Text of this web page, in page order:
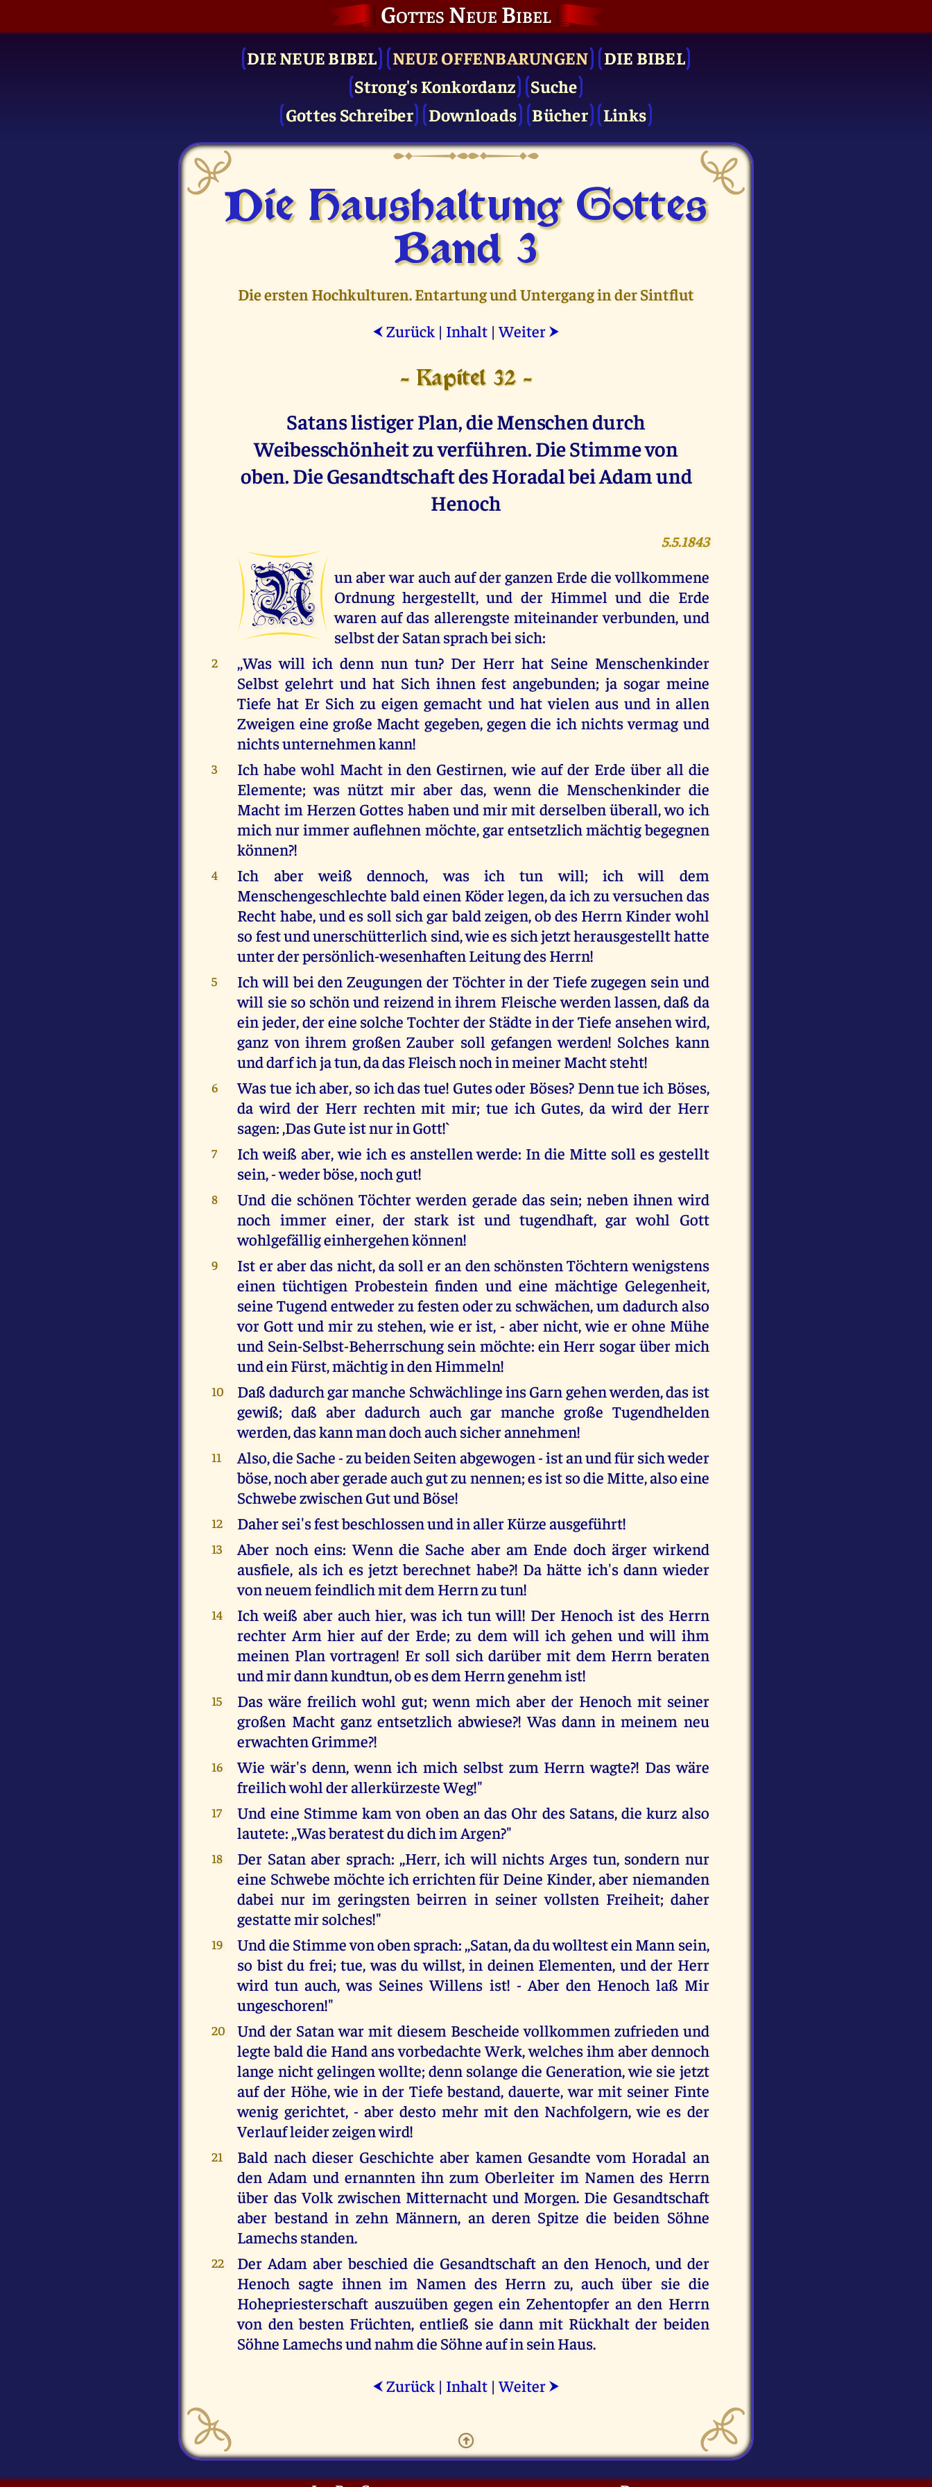
Gottes Neue Bibel
DIE NEUE BIBEL NEUE OFFENBARUNGEN
DIE BIBEL
Strong's Konkordanz
Suche
Gottes Schreiber
Downloads Bücher Links
Die Haushaltung Gottes
Band 3
Die ersten Hochkulturen. Entartung und Untergang in der Sintflut
⮜ Zurück | Inhalt |Weiter ⮞
- Kapitel 32 -
Satans listiger Plan, die Menschen durch
Weibesschönheit zu verführen. Die Stimme von
oben. Die Gesandtschaft des Horadal bei Adam und
Henoch
5.5.1843
N
un aber war auch auf der ganzen Erde die vollkommene
Ordnung hergestellt, und der Himmel und die Erde
waren auf das allerengste miteinander verbunden, und
selbst der Satan sprach bei sich:
2
,,Was will ich denn nun tun? Der Herr hat Seine Menschenkinder
Selbst gelehrt und hat Sich ihnen fest angebunden; ja sogar meine
Tiefe hat Er Sich zu eigen gemacht und hat vielen aus und in allen
Zweigen eine große Macht gegeben, gegen die ich nichts vermag und
nichts unternehmen kann!
3
Ich habe wohl Macht in den Gestirnen, wie auf der Erde über all die
Elemente; was nützt mir aber das, wenn die Menschenkinder die
Macht im Herzen Gottes haben und mir mit derselben überall, wo ich
mich nur immer auflehnen möchte, gar entsetzlich mächtig begegnen
können?!
4
Ich aber weiß dennoch, was ich tun will; ich will dem
Menschengeschlechte bald einen Köder legen, da ich zu versuchen das
Recht habe, und es soll sich gar bald zeigen, ob des Herrn Kinder wohl
so fest und unerschütterlich sind, wie es sich jetzt herausgestellt hatte
unter der persönlich-wesenhaften Leitung des Herrn!
5
Ich will bei den Zeugungen der Töchter in der Tiefe zugegen sein und
will sie so schön und reizend in ihrem Fleische werden lassen, daß da
ein jeder, der eine solche Tochter der Städte in der Tiefe ansehen wird,
ganz von ihrem großen Zauber soll gefangen werden! Solches kann
und darf ich ja tun, da das Fleisch noch in meiner Macht steht!
6
Was tue ich aber, so ich das tue! Gutes oder Böses? Denn tue ich Böses,
da wird der Herr rechten mit mir; tue ich Gutes, da wird der Herr
sagen: ,Das Gute ist nur in Gott!`
7
Ich weiß aber, wie ich es anstellen werde: In die Mitte soll es gestellt
sein, - weder böse, noch gut!
8
Und die schönen Töchter werden gerade das sein; neben ihnen wird
noch immer einer, der stark ist und tugendhaft, gar wohl Gott
wohlgefällig einhergehen können!
9
Ist er aber das nicht, da soll er an den schönsten Töchtern wenigstens
einen tüchtigen Probestein finden und eine mächtige Gelegenheit,
seine Tugend entweder zu festen oder zu schwächen, um dadurch also
vor Gott und mir zu stehen, wie er ist, - aber nicht, wie er ohne Mühe
und Sein-Selbst-Beherrschung sein möchte: ein Herr sogar über mich
und ein Fürst, mächtig in den Himmeln!
10
Daß dadurch gar manche Schwächlinge ins Garn gehen werden, das ist
gewiß; daß aber dadurch auch gar manche große Tugendhelden
werden, das kann man doch auch sicher annehmen!
11
Also, die Sache - zu beiden Seiten abgewogen - ist an und für sich weder
böse, noch aber gerade auch gut zu nennen; es ist so die Mitte, also eine
Schwebe zwischen Gut und Böse!
12 Daher sei's fest beschlossen und in aller Kürze ausgeführt!
13
Aber noch eins: Wenn die Sache aber am Ende doch ärger wirkend
ausfiele, als ich es jetzt berechnet habe?! Da hätte ich's dann wieder
von neuem feindlich mit dem Herrn zu tun!
14
Ich weiß aber auch hier, was ich tun will! Der Henoch ist des Herrn
rechter Arm hier auf der Erde; zu dem will ich gehen und will ihm
meinen Plan vortragen! Er soll sich darüber mit dem Herrn beraten
und mir dann kundtun, ob es dem Herrn genehm ist!
15
Das wäre freilich wohl gut; wenn mich aber der Henoch mit seiner
großen Macht ganz entsetzlich abwiese?! Was dann in meinem neu
erwachten Grimme?!
16
Wie wär's denn, wenn ich mich selbst zum Herrn wagte?! Das wäre
freilich wohl der allerkürzeste Weg!"
17
Und eine Stimme kam von oben an das Ohr des Satans, die kurz also
lautete: ,,Was beratest du dich im Argen?"
18
Der Satan aber sprach: ,,Herr, ich will nichts Arges tun, sondern nur
eine Schwebe möchte ich errichten für Deine Kinder, aber niemanden
dabei nur im geringsten beirren in seiner vollsten Freiheit; daher
gestatte mir solches!"
19
Und die Stimme von oben sprach: ,,Satan, da du wolltest ein Mann sein,
so bist du frei; tue, was du willst, in deinen Elementen, und der Herr
wird tun auch, was Seines Willens ist! - Aber den Henoch laß Mir
ungeschoren!"
20
Und der Satan war mit diesem Bescheide vollkommen zufrieden und
legte bald die Hand ans vorbedachte Werk, welches ihm aber dennoch
lange nicht gelingen wollte; denn solange die Generation, wie sie jetzt
auf der Höhe, wie in der Tiefe bestand, dauerte, war mit seiner Finte
wenig gerichtet, - aber desto mehr mit den Nachfolgern, wie es der
Verlauf leider zeigen wird!
21
Bald nach dieser Geschichte aber kamen Gesandte vom Horadal an
den Adam und ernannten ihn zum Oberleiter im Namen des Herrn
über das Volk zwischen Mitternacht und Morgen. Die Gesandtschaft
aber bestand in zehn Männern, an deren Spitze die beiden Söhne
Lamechs standen.
22
Der Adam aber beschied die Gesandtschaft an den Henoch, und der
Henoch sagte ihnen im Namen des Herrn zu, auch über sie die
Hohepriesterschaft auszuüben gegen ein Zehentopfer an den Herrn
von den besten Früchten, entließ sie dann mit Rückhalt der beiden
Söhne Lamechs und nahm die Söhne auf in sein Haus.
⮜ Zurück | Inhalt |Weiter ⮞